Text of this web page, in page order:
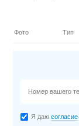
Фото Тип
Я даюсогласие